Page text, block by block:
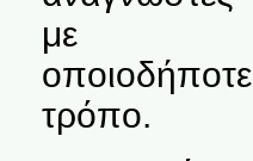
με
οποιοδήποτε
τρόπο.